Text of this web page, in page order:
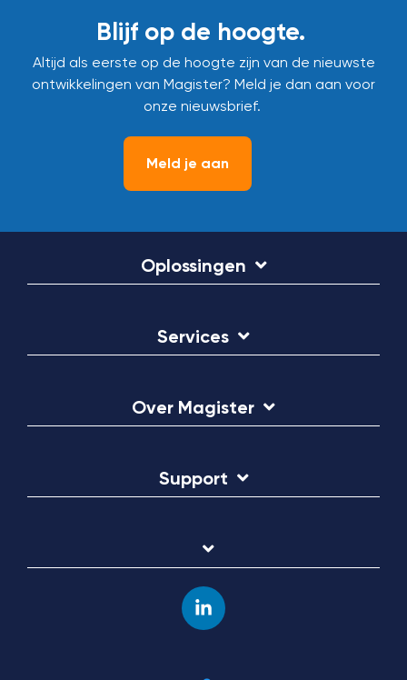
Blijf op de hoogte.
Altijd als eerste op de hoogte zijn van de nieuwste
ontwikkelingen van Magister? Meld je dan aan voor
onze nieuwsbrief.
Meld je aan
Oplossingen
Services
Over Magister
Support
Linkedin